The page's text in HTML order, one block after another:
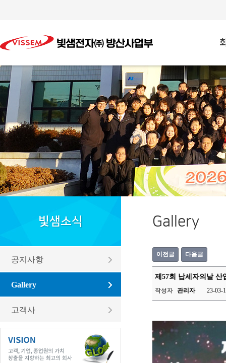
빛샘소식
공지사항
Gallery
고객사
Gallery
이전글 다음글
제57회 납세자의날 산
작성자 관리자 23-03-